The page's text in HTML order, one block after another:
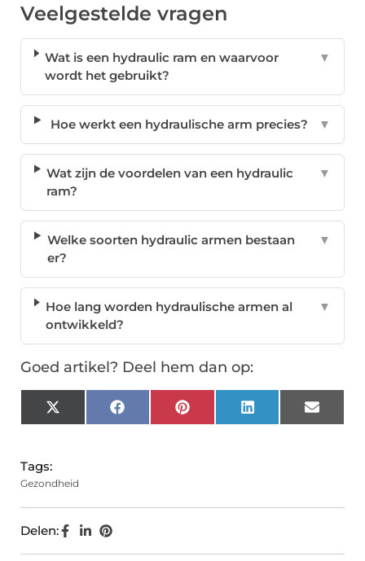
Veelgestelde vragen
Wat is een hydraulic ram en waarvoor
wordt het gebruikt?
▼
Hoe werkt een hydraulische arm precies? ▼
Wat zijn de voordelen van een hydraulic
ram?
▼
Welke soorten hydraulic armen bestaan
er?
▼
Hoe lang worden hydraulische armen al
ontwikkeld?
▼
Goed artikel? Deel hem dan op:
X
(Twitter)
FacebookPinterest LinkedIn Email
Tags:
Gezondheid
Delen: